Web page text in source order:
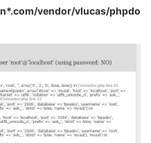
vendor/vlucas/phpdo